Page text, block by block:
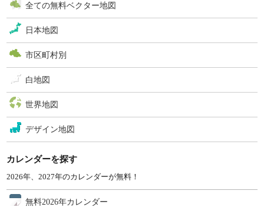
全ての無料ベクター地図
日本地図
市区町村別
白地図
世界地図
デザイン地図
カレンダーを探す
2026年、2027年のカレンダーが無料！
無料2026年カレンダー